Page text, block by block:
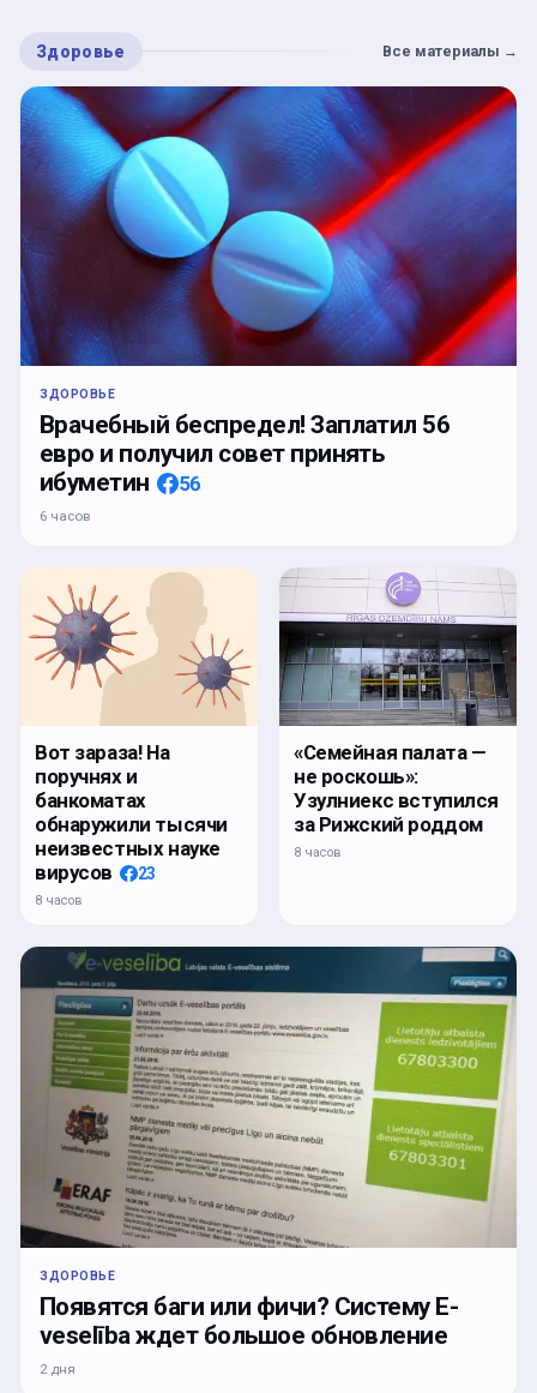
Здоровье Все материалы →
ЗДОРОВЬЕ
Врачебный беспредел! Заплатил 56
евро и получил совет принять
ибуметин
56
6 часов
Вот зараза! На
поручнях и
банкоматах
обнаружили тысячи
неизвестных науке
вирусов
23
8 часов
«Семейная палата —
не роскошь»:
Узулниекс вступился
за Рижский роддом
8 часов
ЗДОРОВЬЕ
Появятся баги или фичи? Систему E-
veselība ждет большое обновление
2 дня